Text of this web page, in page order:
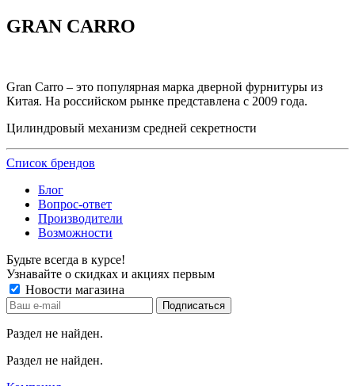
GRAN CARRO
Gran Carro – это популярная марка дверной фурнитуры из
Китая. На российском рынке представлена с 2009 года.
Цилиндровый механизм средней секретности
Список брендов
Блог
Вопрос-ответ
Производители
Возможности
Будьте всегда в курсе!
Узнавайте о скидках и акциях первым
Новости магазина
Раздел не найден.
Раздел не найден.